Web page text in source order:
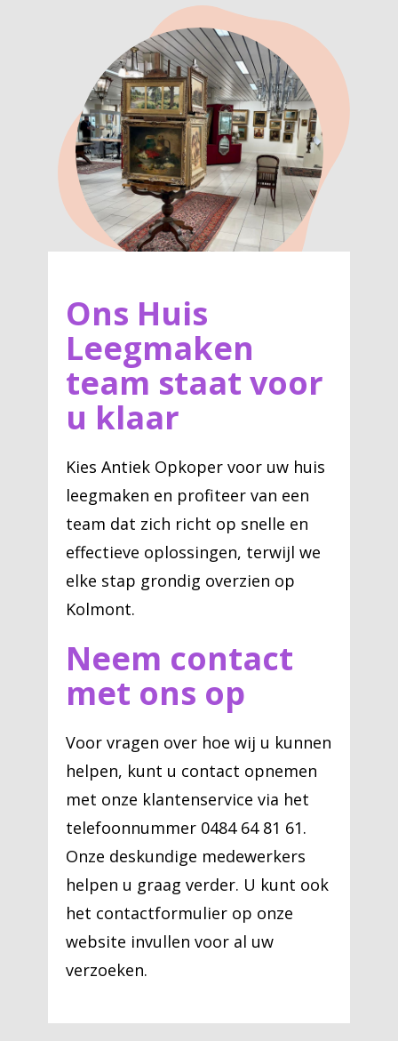
Ons Huis
Leegmaken
team staat voor
u klaar
Kies Antiek Opkoper voor uw huis
leegmaken en profiteer van een
team dat zich richt op snelle en
effectieve oplossingen, terwijl we
elke stap grondig overzien op
Kolmont.
Neem contact
met ons op
Voor vragen over hoe wij u kunnen
helpen, kunt u contact opnemen
met onze klantenservice via het
telefoonnummer 0484 64 81 61.
Onze deskundige medewerkers
helpen u graag verder. U kunt ook
het contactformulier op onze
website invullen voor al uw
verzoeken.